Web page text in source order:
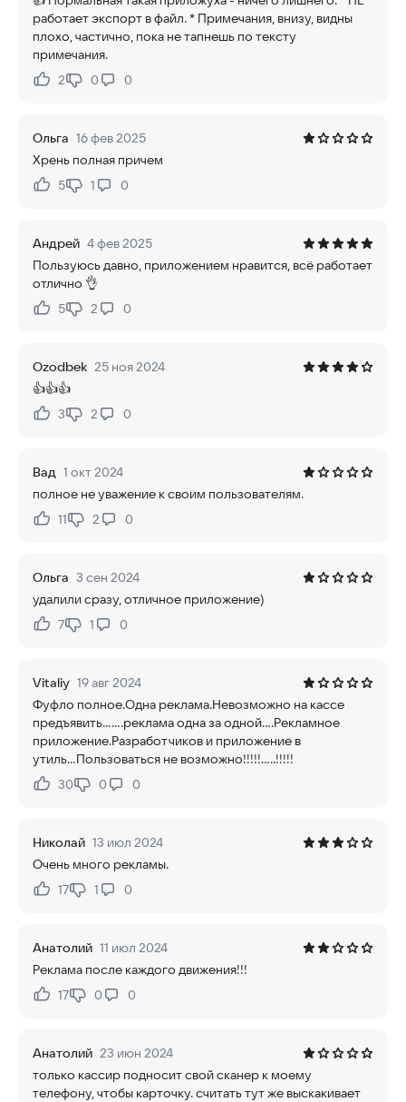
работает экспорт в файл. * Примечания, внизу, видны
плохо, частично, пока не тапнешь по тексту
примечания.
Нравится:
2Не нравится:
0 0
Ольга 16 фев 2025
Хрень полная причем
Нравится:
5Не нравится:
1 0
Андрей 4 фев 2025
Пользуюсь давно, приложением нравится, всё работает
отлично 👌
Нравится:
5Не нравится:
2 0
Ozodbek 25 ноя 2024
👍👍👍
Нравится:
3Не нравится:
2 0
Вад 1 окт 2024
полное не уважение к своим пользователям.
Нравится:
11Не нравится:
2 0
Ольга 3 сен 2024
удалили сразу, отличное приложение)
Нравится:
7Не нравится:
1 0
Vitaliy 19 авг 2024
Фуфло полное.Одна реклама.Невозможно на кассе
предъявить.......реклама одна за одной....Рекламное
приложение.Разработчиков и приложение в
утиль...Пользоваться не возможно!!!!!.....!!!!!
Нравится:
30Не нравится:
0 0
Николай 13 июл 2024
Очень много рекламы.
Нравится:
17Не нравится:
1 0
Анатолий 11 июл 2024
Реклама после каждого движения!!!
Нравится:
17Не нравится:
0 0
Анатолий 23 июн 2024
только кассир подносит свой сканер к моему
телефону, чтобы карточку. считать тут же выскакивает